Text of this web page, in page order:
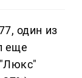
один из
еще